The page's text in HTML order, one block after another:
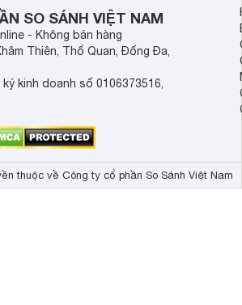
Demax, Hubert và
SO SÁNH VIỆT NAM
- Không bán hàng
Thiên, Thổ Quan, Đống Đa,
kinh doanh số 0106373516,
thuộc về Công ty cổ phần So Sánh Việt Nam